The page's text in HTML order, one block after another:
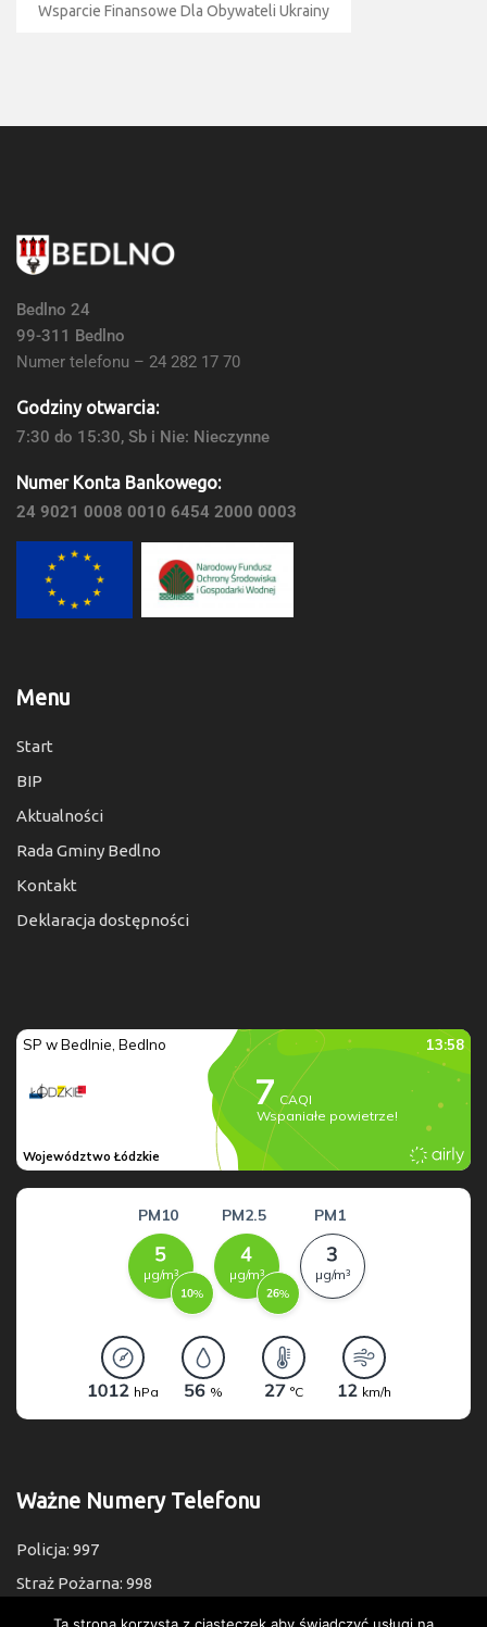
Wsparcie Finansowe Dla Obywateli Ukrainy
Bedlno 24
99-311 Bedlno
Numer telefonu – 24 282 17 70
Godziny otwarcia:
7:30 do 15:30, Sb i Nie: Nieczynne
Numer Konta Bankowego:
24 9021 0008 0010 6454 2000 0003
Menu
Start
BIP
Aktualności
Rada Gminy Bedlno
Kontakt
Deklaracja dostępności
Ważne Numery Telefonu
Policja: 997
Straż Pożarna: 998
Pogotowie: 999